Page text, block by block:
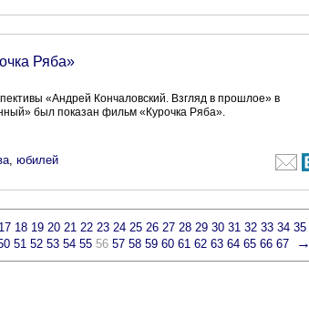
Ряба»
«Андрей Кончаловский. Взгляд в прошлое» в
был показан фильм «Курочка Ряба».
, юбилей
17 18 19 20 21 22 23 24 25 26 27 28 29 30 31 32 33 34 35
51 52 53 54 55 56 57 58 59 60 61 62 63 64 65 66 67 →